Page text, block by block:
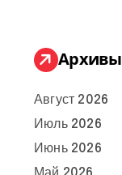
Архивы
Август 2026
Июль 2026
Июнь 2026